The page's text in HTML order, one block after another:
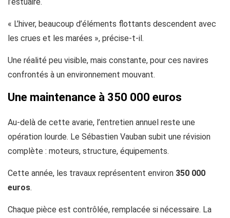
« L’hiver, beaucoup d’éléments flottants descendent avec
les crues et les marées », précise-t-il.
Une réalité peu visible, mais constante, pour ces navires
confrontés à un environnement mouvant.
Une maintenance à 350 000 euros
Au-delà de cette avarie, l’entretien annuel reste une
opération lourde. Le Sébastien Vauban subit une révision
complète : moteurs, structure, équipements.
Cette année, les travaux représentent environ 350 000
euros.
Chaque pièce est contrôlée, remplacée si nécessaire. La